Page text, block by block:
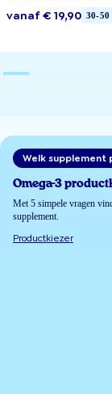
vanaf € 19,90 30-50
Welk supplement
Omega-3
Met 5 simpele vragen
supplement.
Productkiezer